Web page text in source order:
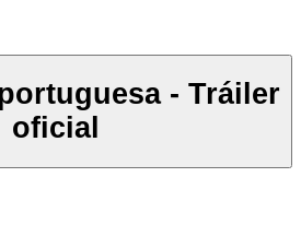
- Tráiler
oficial